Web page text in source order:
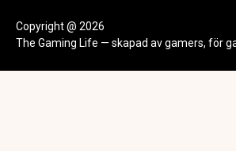
Copyright @ 2026
The Gaming Life — skapad av gamers, för